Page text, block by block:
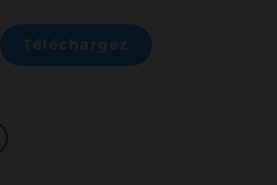
Téléchargez